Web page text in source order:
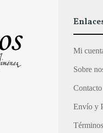
Mi
Sobre
Contacto
Envío y